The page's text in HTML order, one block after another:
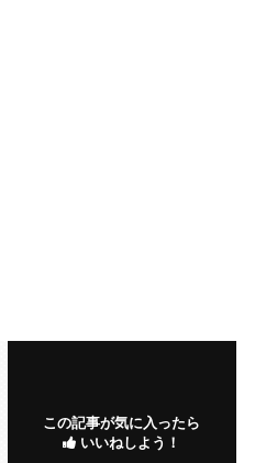
この記事が気に入ったら
いいねしよう！